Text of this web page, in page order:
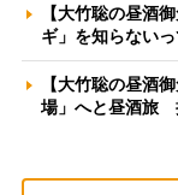
【大竹聡の昼酒
ギ」を知らない
【大竹聡の昼酒
場」へと昼酒旅